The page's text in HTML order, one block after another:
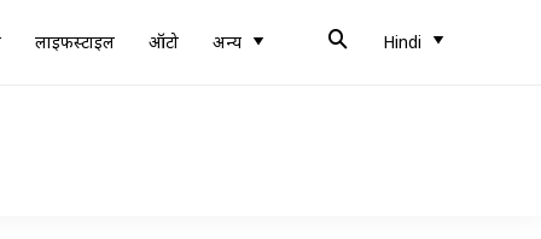
लाइफस्टाइल ऑटो अन्य Hindi